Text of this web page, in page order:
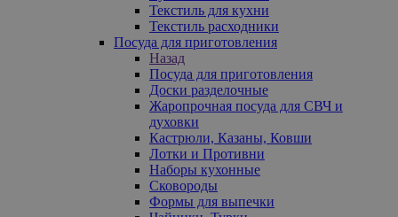
Текстиль для кухни
Текстиль расходники
Посуда для приготовления
Назад
Посуда для приготовления
Доски разделочные
Жаропрочная посуда для СВЧ и
духовки
Кастрюли, Казаны, Ковши
Лотки и Противни
Наборы кухонные
Сковороды
Формы для выпечки